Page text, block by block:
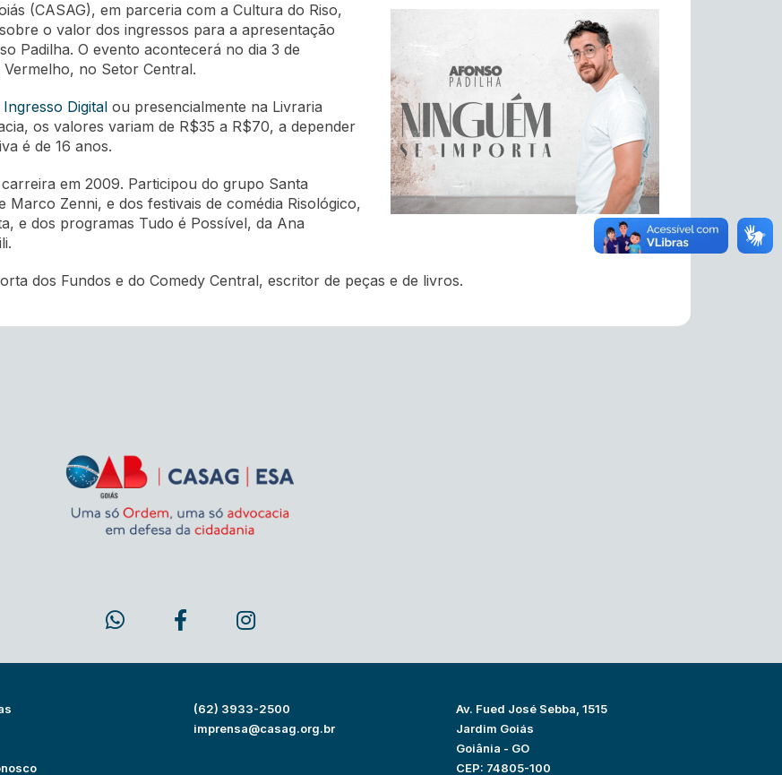
(CASAG), em parceria com a Cultura do Riso,
o valor dos ingressos para a apresentação
Padilha. O evento acontecerá no dia 3 de
no Setor Central.
Ingresso Digital ou presencialmente na Livraria
os valores variam de R$35 a R$70, a depender
é de 16 anos.
em 2009. Participou do grupo Santa
Zenni, e dos festivais de comédia Risológico,
e dos programas Tudo é Possível, da Ana
dos Fundos e do Comedy Central, escritor de peças e de livros.
(62) 3933-2500
imprensa@casag.org.br
Av. Fued José Sebba, 1515
Jardim Goiás
Goiânia - GO
CEP: 74805-100